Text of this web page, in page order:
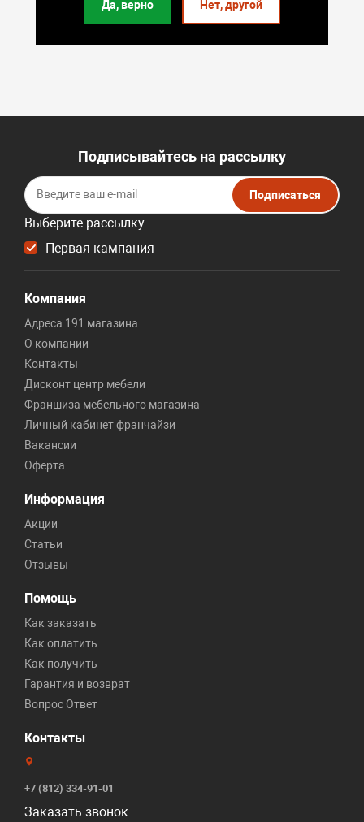
Да, верно Нет, другой
Подписывайтесь на рассылку
Выберите рассылку
Первая кампания
Подписаться
Компания
Адреса 191 магазина
О компании
Контакты
Дисконт центр мебели
Франшиза мебельного магазина
Личный кабинет франчайзи
Вакансии
Оферта
Информация
Акции
Статьи
Отзывы
Помощь
Как заказать
Как оплатить
Как получить
Гарантия и возврат
Вопрос Ответ
Контакты
+7 (812) 334-91-01
Заказать звонок